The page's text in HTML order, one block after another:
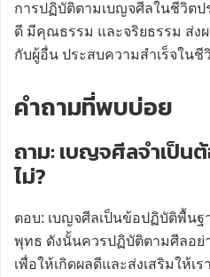
การปฏิบัติตามเบญจศีลในชีวิตป
ดี มีคุณธรรม และจริยธรรม ส่ง
กับผู้อื่น ประสบความสำเร็จใน
คำถามที่พบบ่อย
ถาม: เบญจศีลจำเป็น
ไม่?
ตอบ: เบญจศีลเป็นข้อปฏิบัติพื้น
พุทธ ดังนั้นควรปฏิบัติตามศีลอย่
เพื่อให้เกิดผลดีและส่งเสริมให้เ